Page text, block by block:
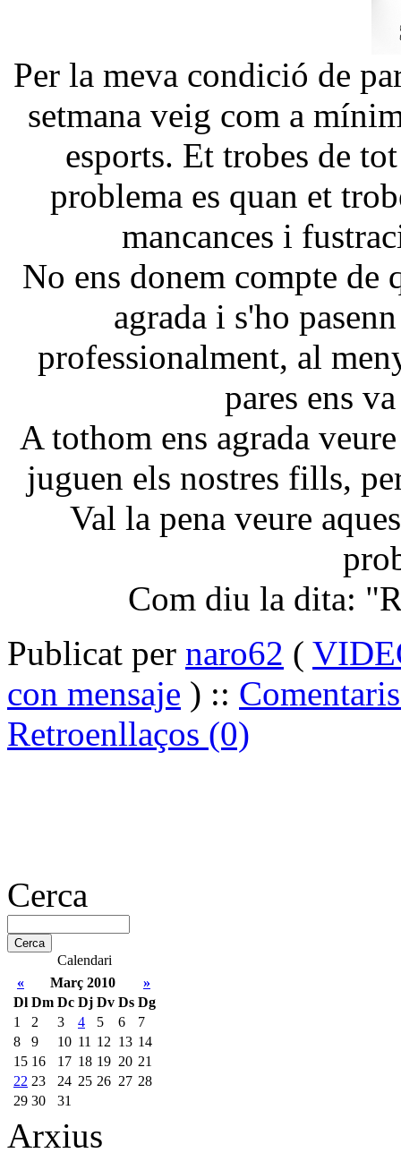
Per la meva condició de
setmana veig com a
esports. Et trobes de
problema es quan et
mancances i
No ens donem compte de
agrada i s'ho
professionalment, al
pares ens
A tothom ens agrada
juguen els nostres fills,
Val la pena veure
Com diu la dita:
Publicat per naro62 (
con mensaje ) ::
Retroenllaços (0)
Cerca
Calendari
«
Març 2010
»
Dl Dm Dc Dj Dv Ds Dg
1
2 3 4 5 6
7
8
9 10 11 12 13 14
15 16 17 18 19 20 21
22 23 24 25 26 27 28
29 30 31
Arxius